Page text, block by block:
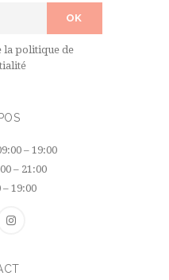
la politique de
– 19:00
– 21:00
– 19:00